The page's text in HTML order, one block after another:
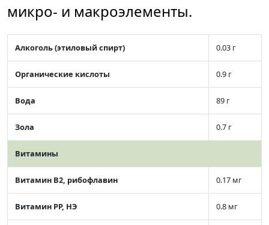
микро- и макроэлементы.
Алкоголь (этиловый спирт) 0.03 г
Органические кислоты 0.9 г
Вода 89 г
Зола 0.7 г
Витамины
Витамин В2, рибофлавин 0.17 мг
Витамин РР, НЭ 0.8 мг